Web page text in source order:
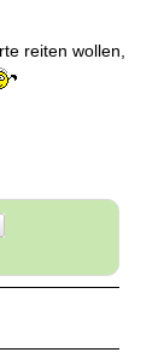
reiten wollen,